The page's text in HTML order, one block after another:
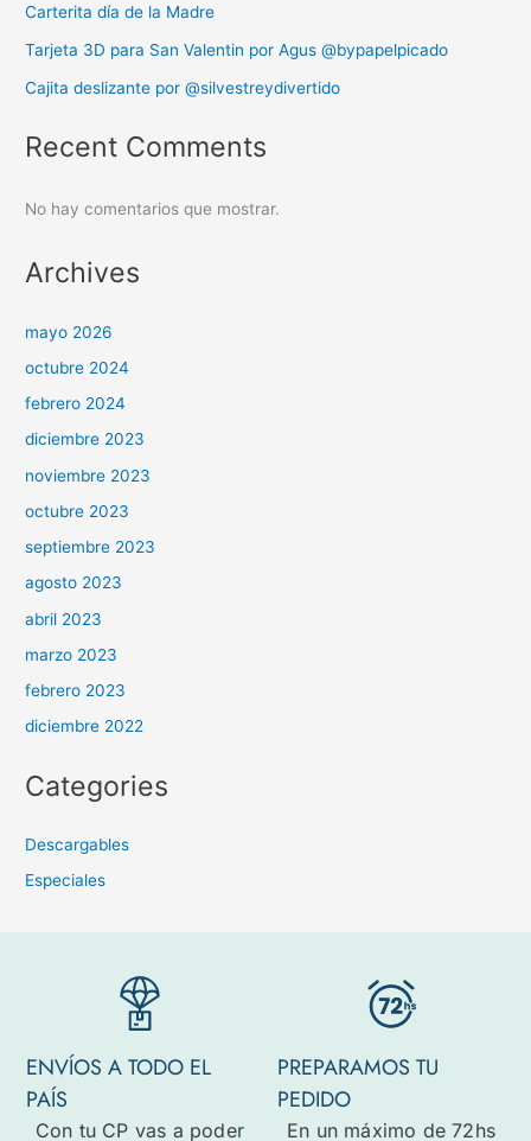
Carterita día de la Madre
Tarjeta 3D para San Valentin por Agus @bypapelpicado
Cajita deslizante por @silvestreydivertido
Recent Comments
No hay comentarios que mostrar.
Archives
mayo 2026
octubre 2024
febrero 2024
diciembre 2023
noviembre 2023
octubre 2023
septiembre 2023
agosto 2023
abril 2023
marzo 2023
febrero 2023
diciembre 2022
Categories
Descargables
Especiales
ENVÍOS A TODO EL
PAÍS
Con tu CP vas a poder
PREPARAMOS TU
PEDIDO
En un máximo de 72hs